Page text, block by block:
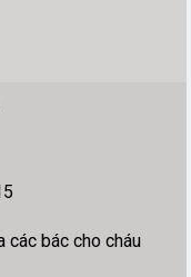
các bác cho cháu